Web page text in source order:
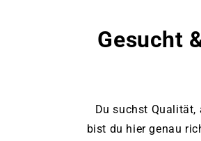
Gesucht
Du suchst Qualität,
bist du hier genau